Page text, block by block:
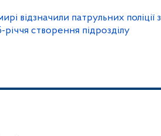
відзначили патрульних поліції з
річчя створення підрозділу